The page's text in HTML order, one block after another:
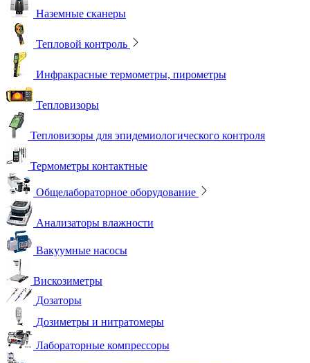
Наземные сканеры
Тепловой контроль
Инфракрасные термометры, пирометры
Тепловизоры
Тепловизоры для эпидемиологического контроля
Термометры контактные
Общелабораторное оборудование
Анализаторы влажности
Вакуумные насосы
Вискозиметры
Дозаторы
Дозиметры и нитратомеры
Лабораторные компрессоры